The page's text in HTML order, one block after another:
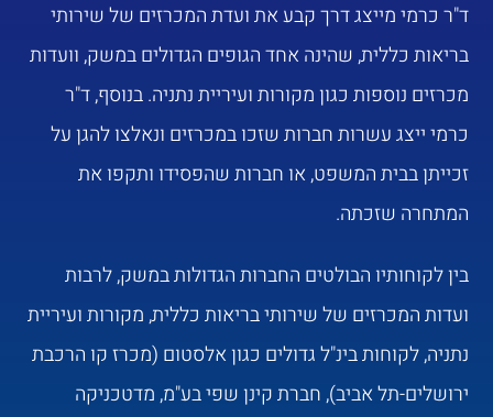
ד"ר כרמי מייצג דרך קבע את ועדת המכרזים של שירותי
בריאות כללית, שהינה אחד הגופים הגדולים במשק, וועדות
מכרזים נוספות כגון מקורות ועיריית נתניה. בנוסף, ד"ר
כרמי ייצג עשרות חברות שזכו במכרזים ונאלצו להגן על
זכייתן בבית המשפט, או חברות שהפסידו ותקפו את
המתחרה שזכתה.
בין לקוחותיו הבולטים החברות הגדולות במשק, לרבות
ועדות המכרזים של שירותי בריאות כללית, מקורות ועיריית
נתניה, לקוחות בינ"ל גדולים כגון אלסטום (מכרז קו הרכבת
ירושלים-תל אביב), חברת קינן שפי בע"מ, מדטכניקה